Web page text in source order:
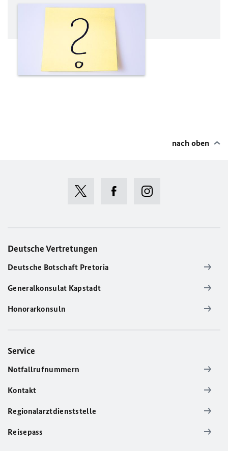
nach oben
Deutsche Vertretungen
Deutsche Botschaft Pretoria
Generalkonsulat Kapstadt
Honorarkonsuln
Service
Notfallrufnummern
Kontakt
Regionalarztdienststelle
Reisepass